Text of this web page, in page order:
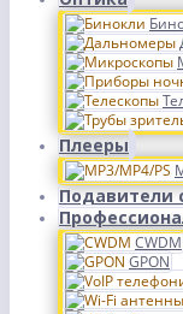
Плееры
Подавители
CWDM
GPON